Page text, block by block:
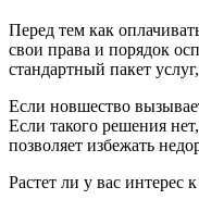
Перед тем как
свои права и порядок
стандартный пакет
Если новшество
Если такого решения
позволяет избежать
Растет ли у вас интерес